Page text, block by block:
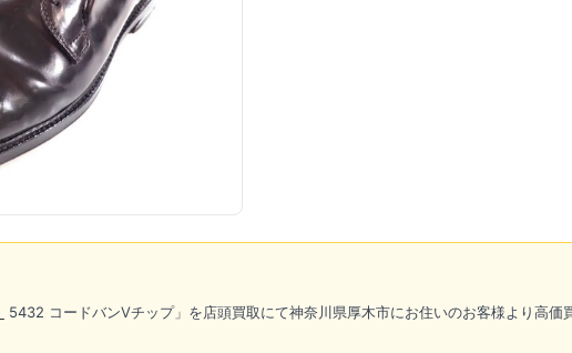
5432 コードバンVチップ」を店頭買取にて神奈川県厚木市にお住いのお客様より高価